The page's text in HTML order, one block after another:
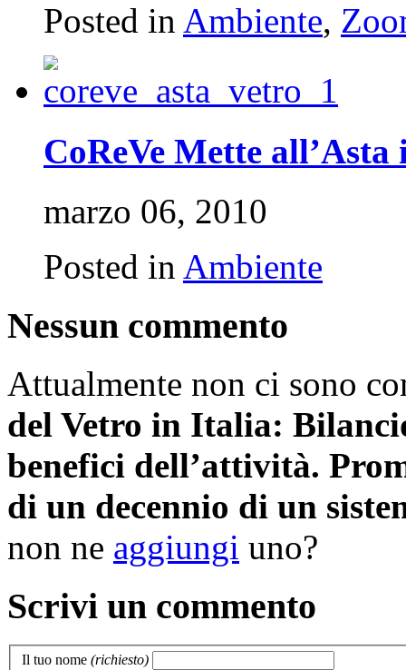
Posted in Ambiente,
CoReVe Mette
marzo 06, 2010
Posted in Ambiente
Nessun commento
Attualmente non ci sono
del Vetro in Italia:
benefici dell’attività.
di un decennio di un
non ne aggiungi uno?
Scrivi un commento
Il tuo nome (richiesto)